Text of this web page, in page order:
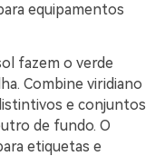
equipamentos
fazem o verde
Combine viridiano
e conjuntos
de fundo. O
etiquetas e